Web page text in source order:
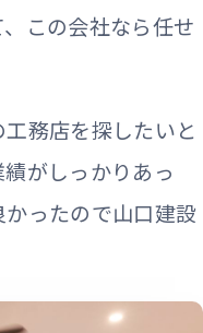
この会社なら任せ
務店を探したいと
がしっかりあっ
ったので山口建設